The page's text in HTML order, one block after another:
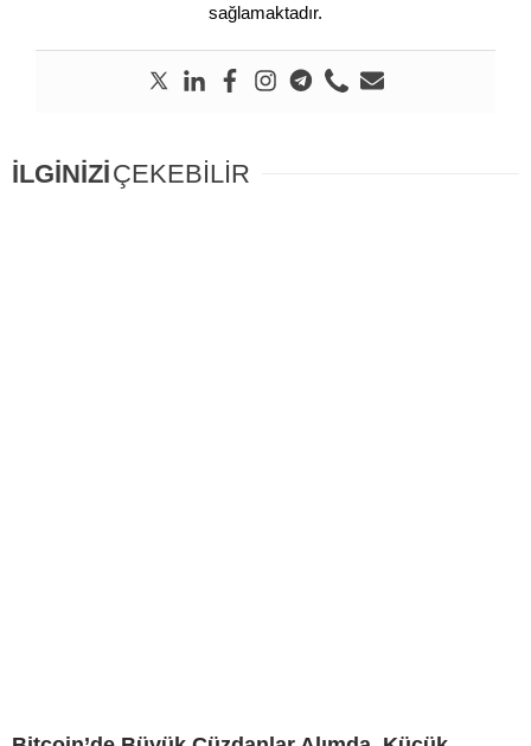
sağlamaktadır.
İLGİNİZİÇEKEBİLİR